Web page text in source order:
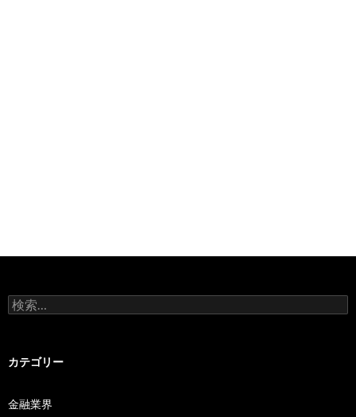
検
索:
カテゴリー
金融業界